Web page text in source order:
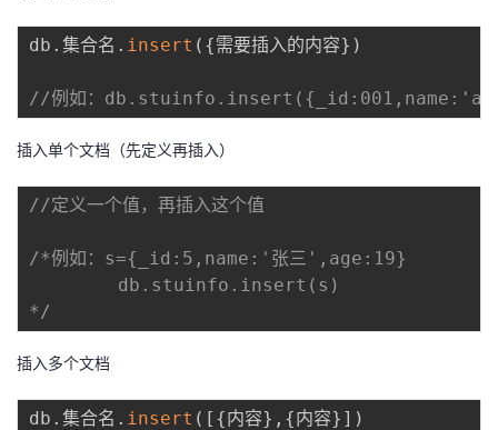
db . 集合名 . insert ( {需要插入的内容} )
//例如：
插入单个文档（先定义再插入）
//定义一个值，再插入这个值
/*例如：s={_id:5,name:'张三',age:19}
        db.stuinfo.insert(s)
*/
插入多个文档
db . 集合名 . insert ( [ {内容} , {内容} ] )